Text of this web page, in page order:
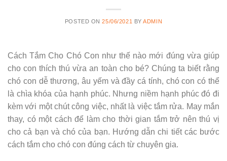
POSTED ON25/06/2021 BYADMIN
Cách Tắm Cho Chó Con như thế nào mới đúng vừa giúp
cho con thích thú vừa an toàn cho bé? Chúng ta biết rằng
chó con dễ thương, âu yếm và đầy cá tính, chó con có thể
là chìa khóa của hạnh phúc. Nhưng niềm hạnh phúc đó đi
kèm với một chút công việc, nhất là việc tắm rửa. May mắn
thay, có một cách để làm cho thời gian tắm trở nên thú vị
cho cả bạn và chó của bạn. Hướng dẫn chi tiết các bước
cách tắm cho chó con đúng cách từ chuyên gia.